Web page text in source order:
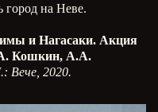
город на Неве.
и Нагасаки. Акция
Кошкин, А.А.
Вече, 2020.